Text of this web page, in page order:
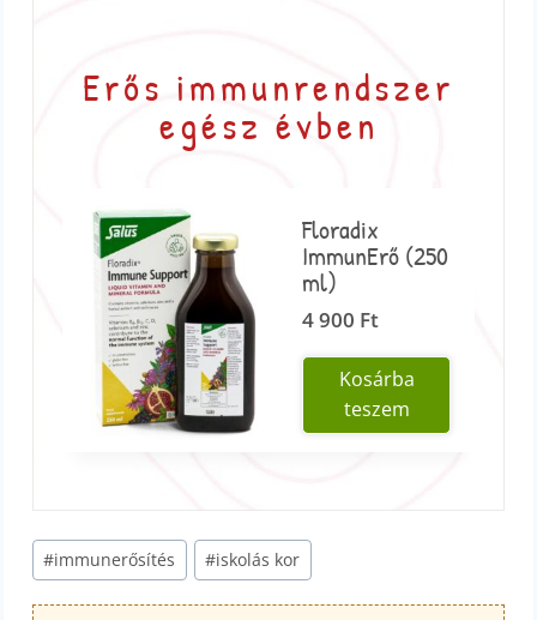
Erős immunrendszer
egész évben
Floradix
ImmunErő (250
ml)
4 900 Ft
Kosárba
teszem
Post
Tags:
#immunerősítés #iskolás kor